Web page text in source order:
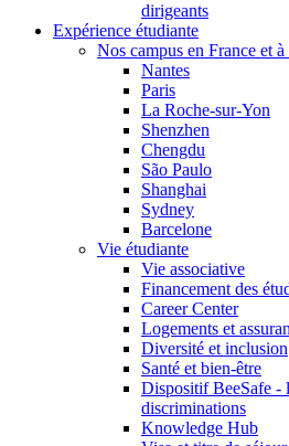
dirigeants
Expérience étudiante
Nos campus en France et
Nantes
Paris
La Roche-sur-Yon
Shenzhen
Chengdu
São Paulo
Shanghai
Sydney
Barcelone
Vie étudiante
Vie associative
Financement des
Career Center
Logements et
Diversité et inclusion
Santé et bien-être
Dispositif BeeSafe -
discriminations
Knowledge Hub